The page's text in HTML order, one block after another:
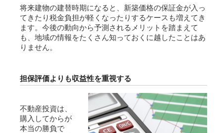
将来建物の建替時期になると、新築価格の保証金が入っ
てきたり税金負担が軽くなったりするケースも増えてき
ます。今後の動向から予測されるメリットを踏まえて
も、地域の情報をたくさん知っておくに越したことはあ
りません。
担保評価よりも収益性を重視する
不動産投資は、
購入してからが
本当の勝負で